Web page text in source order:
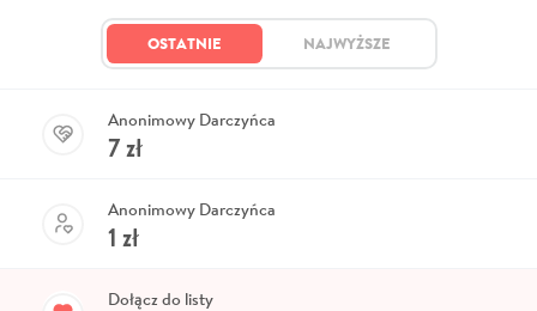
OSTATNIE NAJWYŻSZE
Anonimowy Darczyńca
7zł
Anonimowy Darczyńca
1 zł
Dołącz do listy